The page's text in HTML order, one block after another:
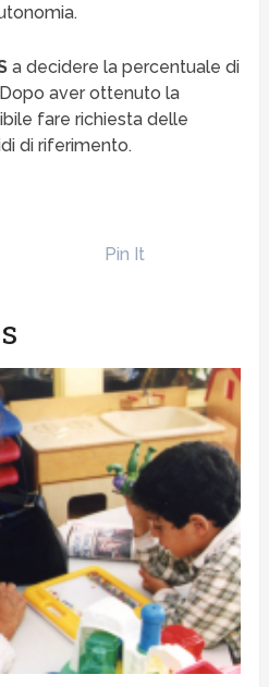
a decidere la percentuale di
aver ottenuto la
fare richiesta delle
di riferimento.
Pin It